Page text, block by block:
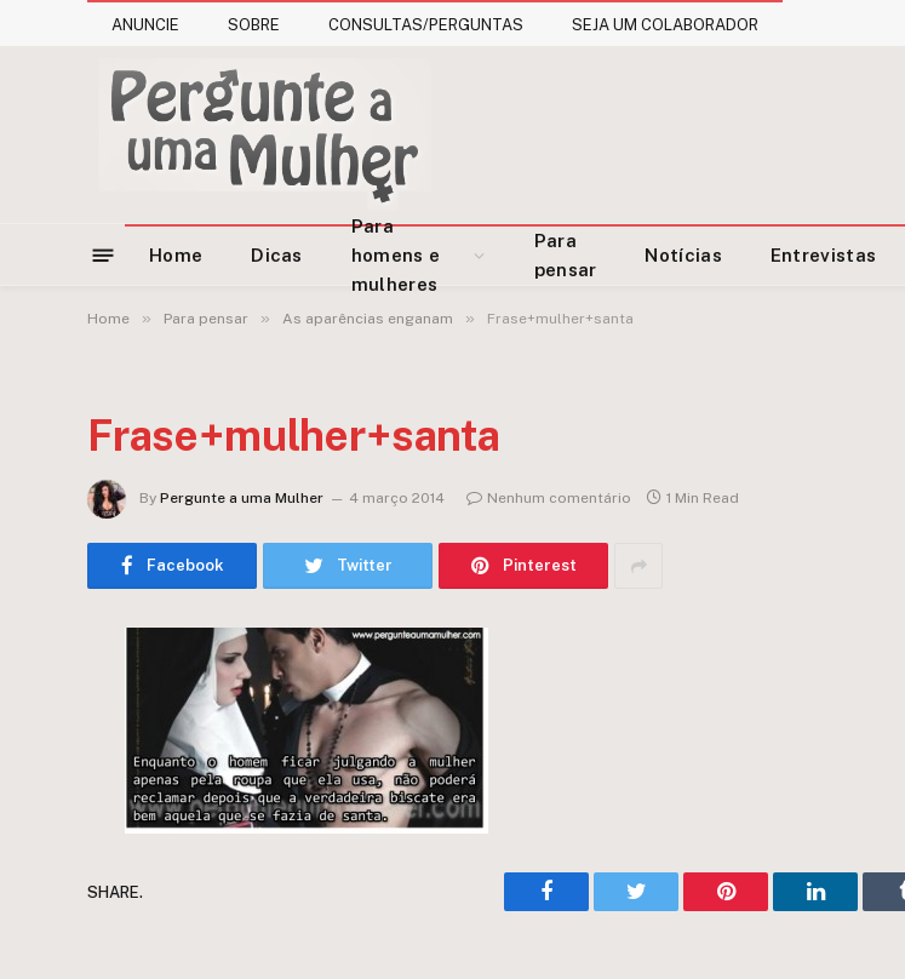
ANUNCIE SOBRE CONSULTAS/PERGUNTAS SEJA UM COLABORADOR
Home Dicas
Para
homens e
mulheres
Para
pensar
Notícias Entrevistas
Home » Para pensar » As aparências enganam » Frase+mulher+santa
Frase+mulher+santa
By Pergunte a uma Mulher 4 março 2014 Nenhum comentário 1 Min Read
Facebook Twitter Pinterest
SHARE. Facebook Twitter Pinterest LinkedIn